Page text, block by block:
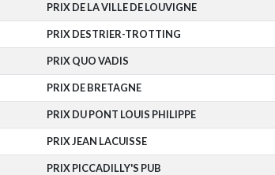
PRIX DE LA VILLE DE LOUVIGNE
PRIX DESTRIER-TROTTING
PRIX QUO VADIS
PRIX DE BRETAGNE
PRIX DU PONT LOUIS PHILIPPE
PRIX JEAN LACUISSE
PRIX PICCADILLY'S PUB